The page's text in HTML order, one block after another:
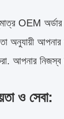
OEM
অনুযায়ী
আপনার
ও সেবা: